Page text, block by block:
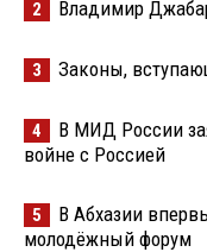
2 Владимир
3 Законы,
4
В МИД России
войне с Россией
5
В Абхазии
молодёжный форум